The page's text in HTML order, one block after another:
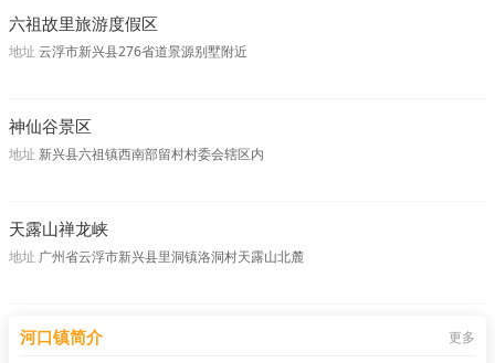
六祖故里旅游度假区
地址 云浮市新兴县276省道景源别墅附近
神仙谷景区
地址 新兴县六祖镇西南部留村村委会辖区内
天露山禅龙峡
地址 广州省云浮市新兴县里洞镇洛洞村天露山北麓
河口镇简介 更多